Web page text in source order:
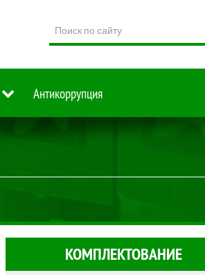
по
сайту
Антикоррупция
КОМПЛЕКТОВАНИЕ